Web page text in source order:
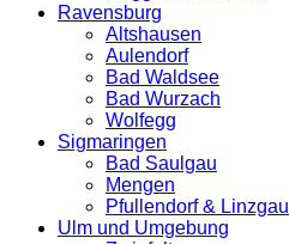
Ravensburg
Altshausen
Aulendorf
Bad Waldsee
Bad Wurzach
Wolfegg
Sigmaringen
Bad Saulgau
Mengen
Pfullendorf & Linzgau
Ulm und Umgebung